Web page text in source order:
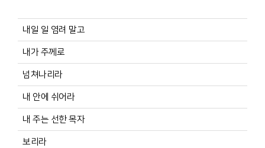
내일 일 염려 말고
내가 주께로
넘쳐나리라
내 안에 쉬어라
내 주는 선한 목자
보리라